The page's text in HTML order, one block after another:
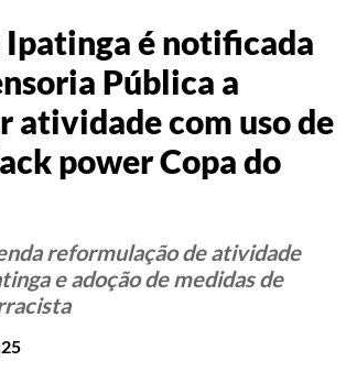
Ipatinga é notificada
Pública a
atividade com uso de
power Copa do
reformulação de atividade
e adoção de medidas de